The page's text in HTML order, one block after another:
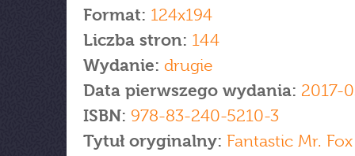
Format: 124x194
Liczba stron: 144
Wydanie: drugie
Data pierwszego wydania: 2017-
ISBN: 978-83-240-5210-3
Tytuł oryginalny: Fantastic Mr. Fox